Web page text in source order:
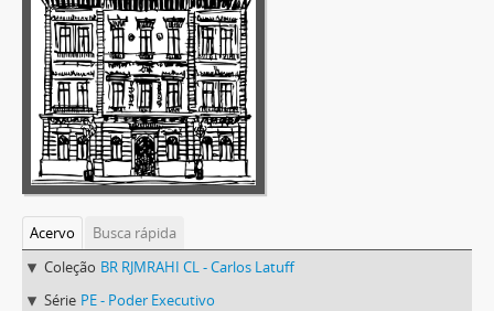
Acervo
Busca rápida
Coleção BR RJMRAHI CL - Carlos Latuff
Série PE - Poder Executivo